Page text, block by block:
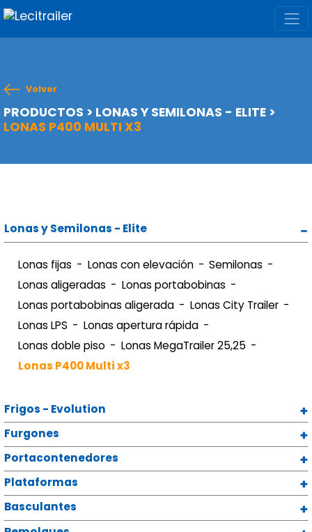
Volver
PRODUCTOS > LONAS Y SEMILONAS - ELITE >
LONAS P400 MULTI X3
Lonas y Semilonas - Elite
Lonas fijas Lonas con elevación
Semilonas
Lonas aligeradas
Lonas portabobinas
Lonas portabobinas aligerada
Lonas City Trailer
Lonas LPS
Lonas apertura rápida
Lonas doble piso
Lonas MegaTrailer 25,25
Lonas P400 Multi x3
Frigos - Evolution
Furgones
Portacontenedores
Plataformas
Basculantes